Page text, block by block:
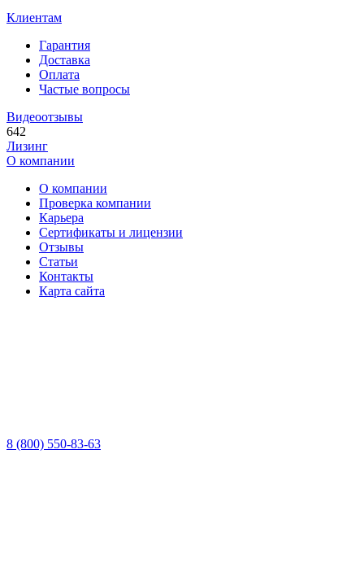
Клиентам
Гарантия
Доставка
Оплата
Частые вопросы
Видеоотзывы
642
Лизинг
О компании
О компании
Проверка компании
Карьера
Сертификаты и лицензии
Отзывы
Статьи
Контакты
Карта сайта
8 (800) 550-83-63